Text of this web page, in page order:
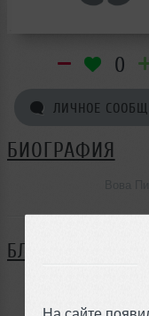
На сайте
0
ЛИЧНОЕ
БИОГРАФИЯ
БЛОГ